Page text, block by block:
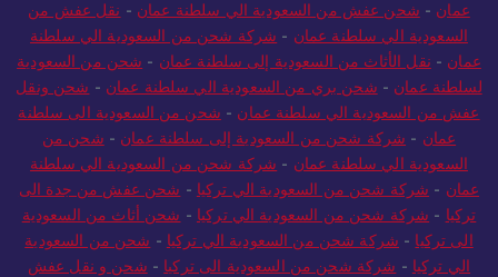
عمان - شحن عفش من السعودية الي سلطنة عمان - نقل عفش من
السعودية الي سلطنة عمان - شركة شحن من السعودية الي سلطنة
عمان - نقل الأثاث من السعودية إلى سلطنة عمان - شحن من السعودية
لسلطنة عمان - شحن بري من السعودية الي سلطنة عمان - شحن ونقل
عفش من السعودية الي سلطنة عمان - شحن من السعودية الى سلطنة
عمان - شركة شحن من السعودية إلى سلطنة عمان - شحن من
السعودية الي سلطنة عمان - شركة شحن من السعودية الي سلطنة
عمان - شركة شحن من السعودية الي تركيا - شحن عفش من جدة الى
تركيا - شركة شحن من السعودية الي تركيا - شحن أثاث من السعودية
الى تركيا - شركة شحن من السعودية الي تركيا - شحن من السعودية
الي تركيا - شركة شحن من السعودية الى تركيا - شحن و نقل عفش